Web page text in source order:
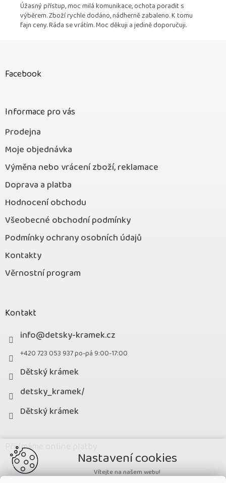
Úžasný přístup, moc milá komunikace, ochota poradit s
výběrem. Zboží rychle dodáno, nádherně zabaleno. K tomu
fajn ceny. Ráda se vrátím. Moc děkuji a jedině doporučuji.
Facebook
Informace pro vás
Prodejna
Moje objednávka
Výměna nebo vrácení zboží, reklamace
Doprava a platba
Hodnocení obchodu
Všeobecné obchodní podmínky
Podmínky ochrany osobních údajů
Kontakty
Věrnostní program
Kontakt
info@detsky-kramek.cz
+420 723 053 937 po-pá 9:00-17:00
Dětský krámek
detsky_kramek/
Dětský krámek
Přijímáme online platby
Nastavení cookies
Vítejte na našem webu!